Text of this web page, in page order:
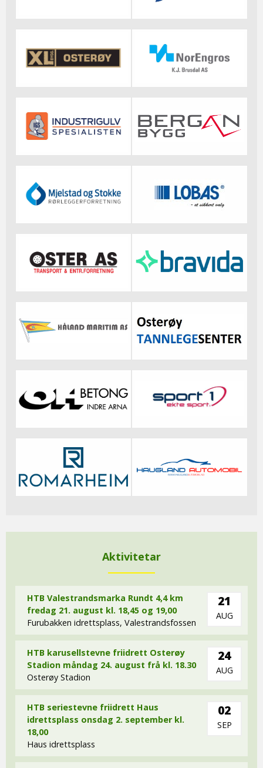
Aktivitetar
HTB Valestrandsmarka Rundt 4,4 km
fredag 21. august kl. 18,45 og 19,00
Furubakken idrettsplass, Valestrandsfossen
21
AUG
HTB karusellstevne friidrett Osterøy
Stadion måndag 24. august frå kl. 18.30
Osterøy Stadion
24
AUG
HTB seriestevne friidrett Haus
idrettsplass onsdag 2. september kl.
18,00
Haus idrettsplass
02
SEP